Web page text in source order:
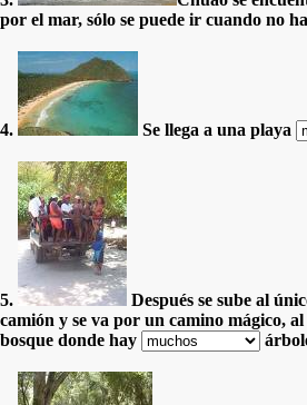
por el mar, sólo se puede ir cuando no
4. Se llega a una playa
5.
Después se sube al
camión y se va por un camino mágico,
bosque donde hay